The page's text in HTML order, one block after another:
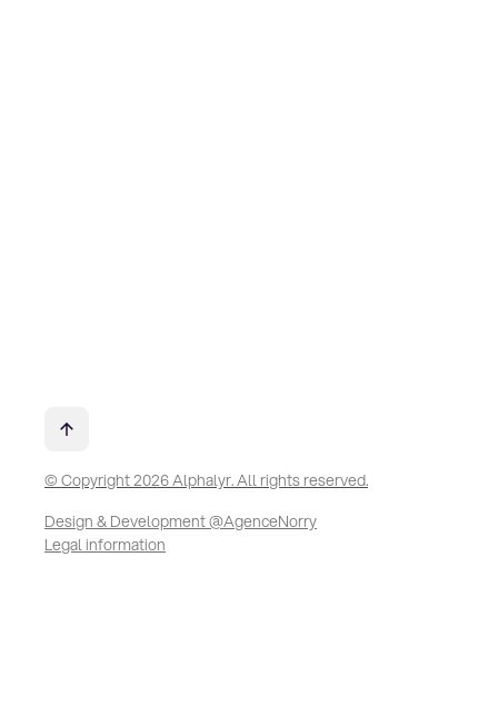
© Copyright 2026 Alphalyr. All rights reserved.
Design & Development @AgenceNorry
Legal information